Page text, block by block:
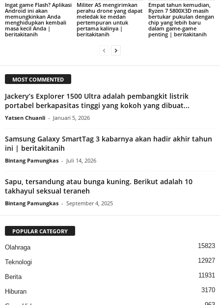
Ingat game Flash? Aplikasi
Android ini akan
memungkinkan Anda
menghidupkan kembali
masa kecil Anda |
beritakitanih
Militer AS mengirimkan
perahu drone yang dapat
meledak ke medan
pertempuran untuk
pertama kalinya |
beritakitanih
Empat tahun kemudian,
Ryzen 7 5800X3D masih
bertukar pukulan dengan
chip yang lebih baru
dalam game-game
penting | beritakitanih
MOST COMMENTED
Jackery’s Explorer 1500 Ultra adalah pembangkit listrik
portabel berkapasitas tinggi yang kokoh yang dibuat...
Yatsen Chuanli - Januari 5, 2026
Samsung Galaxy SmartTag 3 kabarnya akan hadir akhir tahun
ini | beritakitanih
Bintang Pamungkas - Juli 14, 2026
Sapu, tersandung atau bunga kuning. Berikut adalah 10
takhayul seksual teraneh
Bintang Pamungkas - September 4, 2025
POPULAR CATEGORY
Olahraga 15823
Teknologi 12927
Berita 11931
Hiburan 3170